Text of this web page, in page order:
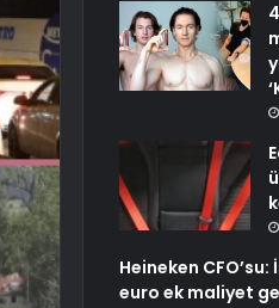
Heineken
euro ek maliyet